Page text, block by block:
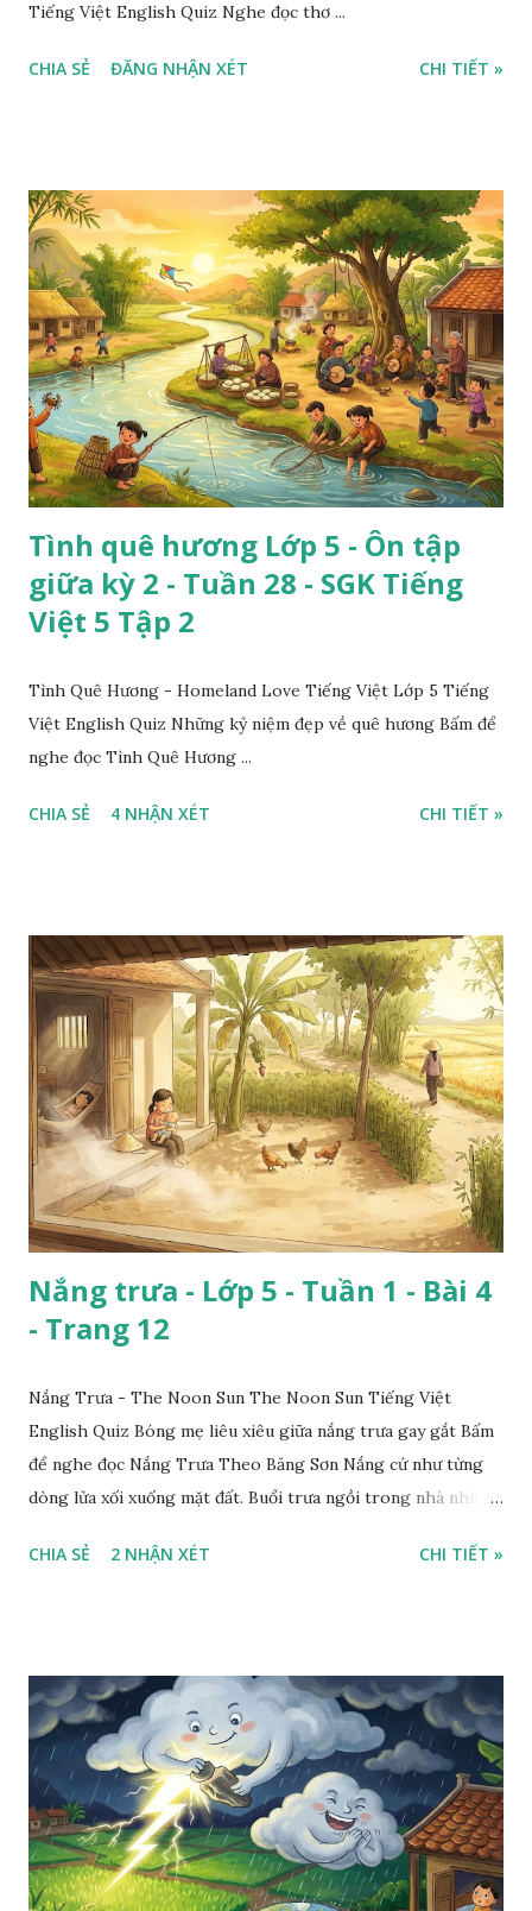
Tiếng Việt English Quiz Nghe đọc thơ ...
CHIA SẺ ĐĂNG NHẬN XÉT CHI TIẾT »
Tình quê hương Lớp 5 - Ôn tập
giữa kỳ 2 - Tuần 28 - SGK Tiếng
Việt 5 Tập 2
Tình Quê Hương - Homeland Love Tiếng Việt Lớp 5 Tiếng
Việt English Quiz Những kỷ niệm đẹp về quê hương Bấm để
nghe đọc Tình Quê Hương ...
CHIA SẺ 4 NHẬN XÉT CHI TIẾT »
Nắng trưa - Lớp 5 - Tuần 1 - Bài 4
- Trang 12
Nắng Trưa - The Noon Sun The Noon Sun Tiếng Việt
English Quiz Bóng mẹ liêu xiêu giữa nắng trưa gay gắt Bấm
để nghe đọc Nắng Trưa Theo Băng Sơn Nắng cứ như từng
dòng lửa xối xuống mặt đất. Buổi trưa ngồi trong nhà nhìn
CHIA SẺ 2 NHẬN XÉT CHI TIẾT »